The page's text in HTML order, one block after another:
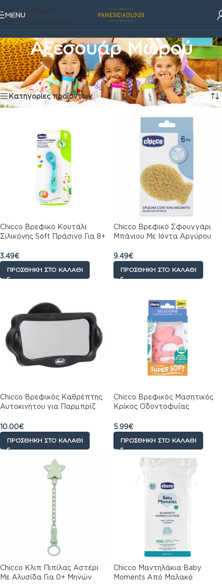
Skip to navigation
Skip to main content
MENU
Αξεσουάρ Μωρού
Φροντίδα/Αξεσουάρ Μωρού/Σελίδα 2
Βλέπετε 17–32 από 134 αποτελέσματα
Κατηγορίες προϊόντων
Chicco Βρεφικό Κουτάλι
Σιλικόνης Soft Πράσινο Για 8+
3.49€
ΠΡΟΣΘΉΚΗ ΣΤΟ ΚΑΛΆΘΙ
Chicco Βρεφικό Σφουγγάρι
Μπάνιου Με Ιόντα Αργύρου
9.49€
ΠΡΟΣΘΉΚΗ ΣΤΟ ΚΑΛΆΘΙ
Chicco Βρεφικός Καθρέπτης
Αυτοκινήτου για Παρμπρίζ
10.00€
ΠΡΟΣΘΉΚΗ ΣΤΟ ΚΑΛΆΘΙ
Chicco Βρεφικός Μασητικός
Κρίκος Οδοντοφυΐας
5.99€
ΠΡΟΣΘΉΚΗ ΣΤΟ ΚΑΛΆΘΙ
Chicco Κλιπ Πιπίλας Αστέρι
Με Αλυσίδα Για 0+ Μηνών
Chicco Μαντηλάκια Baby
Moments Από Μαλακό